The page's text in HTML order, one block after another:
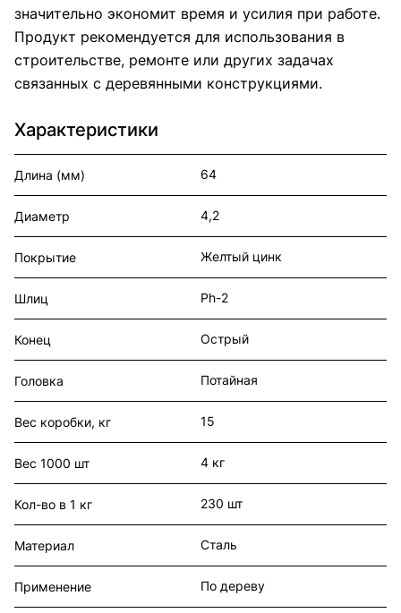
значительно экономит время и усилия при работе.
Продукт рекомендуется для использования в
строительстве, ремонте или других задачах
связанных с деревянными конструкциями.
Характеристики
Длина (мм) 64
Диаметр 4,2
Покрытие Желтый цинк
Шлиц Ph-2
Конец Острый
Головка Потайная
Вес коробки, кг 15
Вес 1000 шт 4 кг
Кол-во в 1 кг 230 шт
Материал Сталь
Применение По дереву